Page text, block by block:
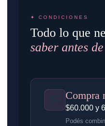
✦ CONDICIONES
Todo lo que
saber antes
Compra
$60.000 y
Podés